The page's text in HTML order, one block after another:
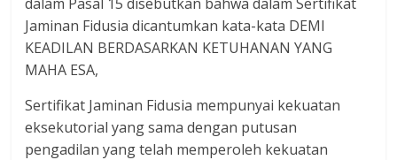
Jaminan Fidusia dicantumkan kata-kata DEMI
KEADILAN BERDASARKAN KETUHANAN YANG
MAHA ESA,
Sertifikat Jaminan Fidusia mempunyai kekuatan
eksekutorial yang sama dengan putusan
pengadilan yang telah memperoleh kekuatan